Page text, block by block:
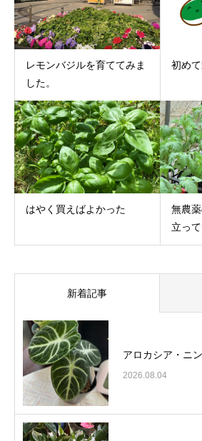
レモンバジルを育ててみま
した。
初め
はやく買えばよかった
無農
立って
新着記事
アロカシア・ニ
2026.08.04